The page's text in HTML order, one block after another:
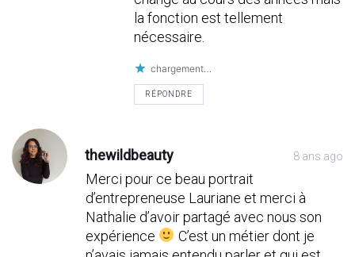
la fonction est tellement
nécessaire.
chargement…
RÉPONDRE
thewildbeauty 8 ans ago
Merci pour ce beau portrait
d’entrepreneuse Lauriane et merci à
Nathalie d’avoir partagé avec nous son
expérience
C’est un métier dont je